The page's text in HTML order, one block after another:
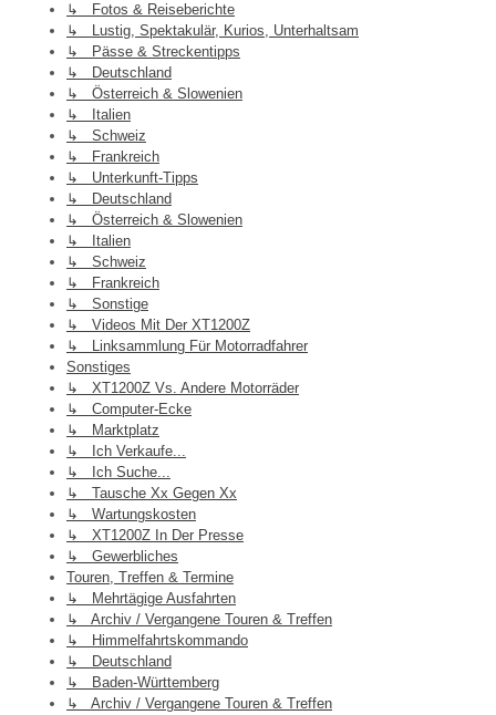
↳ Fotos & Reiseberichte
↳ Lustig, Spektakulär, Kurios, Unterhaltsam
↳ Pässe & Streckentipps
↳ Deutschland
↳ Österreich & Slowenien
↳ Italien
↳ Schweiz
↳ Frankreich
↳ Unterkunft-Tipps
↳ Deutschland
↳ Österreich & Slowenien
↳ Italien
↳ Schweiz
↳ Frankreich
↳ Sonstige
↳ Videos Mit Der XT1200Z
↳ Linksammlung Für Motorradfahrer
Sonstiges
↳ XT1200Z Vs. Andere Motorräder
↳ Computer-Ecke
↳ Marktplatz
↳ Ich Verkaufe...
↳ Ich Suche...
↳ Tausche Xx Gegen Xx
↳ Wartungskosten
↳ XT1200Z In Der Presse
↳ Gewerbliches
Touren, Treffen & Termine
↳ Mehrtägige Ausfahrten
↳ Archiv / Vergangene Touren & Treffen
↳ Himmelfahrtskommando
↳ Deutschland
↳ Baden-Württemberg
↳ Archiv / Vergangene Touren & Treffen